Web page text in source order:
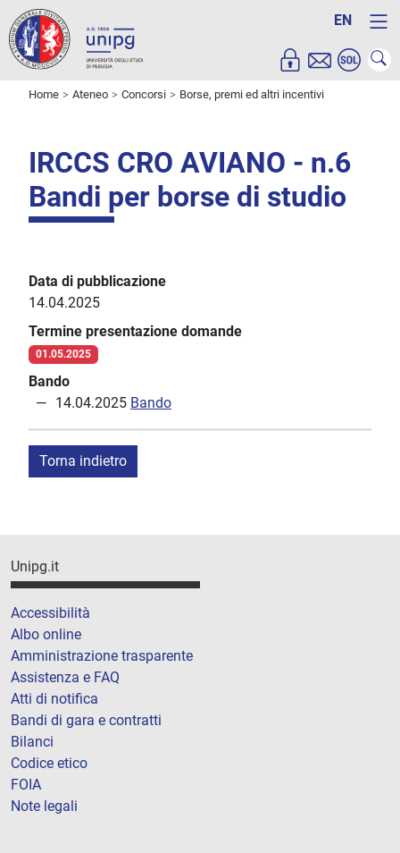
EN
Home Ateneo Concorsi Borse, premi ed altri incentivi
IRCCS CRO AVIANO - n.6
Bandi per borse di studio
Data di pubblicazione
14.04.2025
Termine presentazione domande
01.05.2025
Bando
14.04.2025 Bando
Torna indietro
Unipg.it
Accessibilità
Albo online
Amministrazione trasparente
Assistenza e FAQ
Atti di notifica
Bandi di gara e contratti
Bilanci
Codice etico
FOIA
Note legali